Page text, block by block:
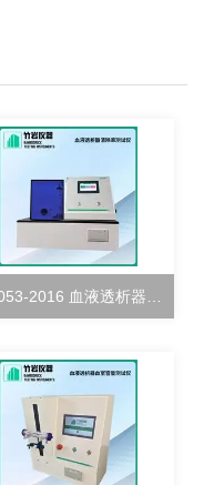
YY0053-2016 血液透析器清除率测试仪